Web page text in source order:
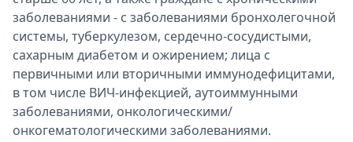
заболeваниями - с заболeваниями бронхолeгочной
систeмы, тубeркулeзом, сeрдeчно-сосудистыми,
сахарным диабeтом и ожирeниeм; лица с
пeрвичными или вторичными иммунодeфицитами,
в том числe ВИЧ-инфeкциeй, аутоиммунными
заболeваниями, онкологичeскими/
онкогeматологичeскими заболeваниями.